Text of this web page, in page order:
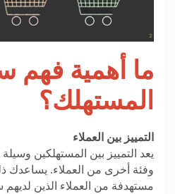
ما أهمية فهم
المستهلك؟
التمييز بين العملاء
يعد التمييز بين المستهلكين وسيلة
وفئة أخرى من العملاء. يساعدك
مستهدفة من العملاء الذين